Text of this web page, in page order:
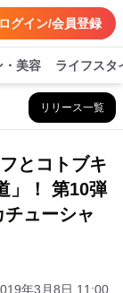
ログイン/会員登録
・美容 ライフスタ
リリース一覧
とコトブキ
」！ 第10弾
ューシャ
年3月8日 11:00